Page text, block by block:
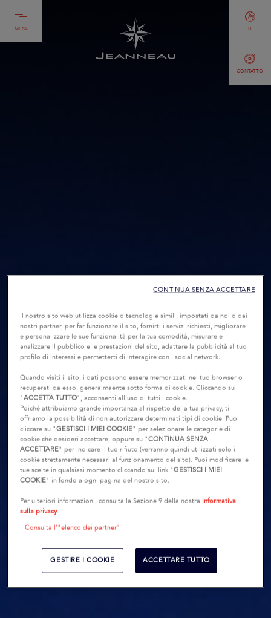
MENU
CONTATTO
IT
Il nostro sito web utilizza cookie o tecnologie simili, impostati da noi o dai
nostri partner, per far funzionare il sito, fornirti i servizi richiesti, migliorare
e personalizzare le sue funzionalità per la tua comodità, misurare e
analizzare il pubblico e le prestazioni del sito, adattare la pubblicità al tuo
profilo di interessi e permetterti di interagire con i social network.
Quando visiti il sito, i dati possono essere memorizzati nel tuo browser o
recuperati da esso, generalmaente sotto forma di cookie. Cliccando su
"ACCETTA TUTTO", acconsenti all’uso di tutti i cookie.
Poiché attribuiamo grande importanza al rispetto della tua privacy, ti
offriamo la possibilità di non autorizzare determinati tipi di cookie. Puoi
cliccare su "GESTISCI I MIEI COOKIE" per selezionare le categorie di
cookie che desideri accettare, oppure su "CONTINUA SENZA
ACCETTARE" per indicare il tuo rifiuto (verranno quindi utilizzati solo i
cookie strettamente necessari al funzionamento del sito). Puoi modificare le
tue scelte in qualsiasi momento cliccando sul link "GESTISCI I MIEI
COOKIE" in fondo a ogni pagina del nostro sito.
Per ulteriori informazioni, consulta la Sezione 9 della nostra informativa
sulla privacy.
Consulta l’"elenco dei partner"
GESTIRE I COOKIE ACCETTARE TUTTO
CONTINUA SENZA ACCETTARE